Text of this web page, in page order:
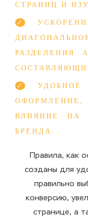
СТРАНИЦ И
РАЗДЕЛЕНИЯ
ВЛИЯНИЕ НА
БРЕНДА.
Правила, как
созданы для
правильно
конверсию,
странице, а